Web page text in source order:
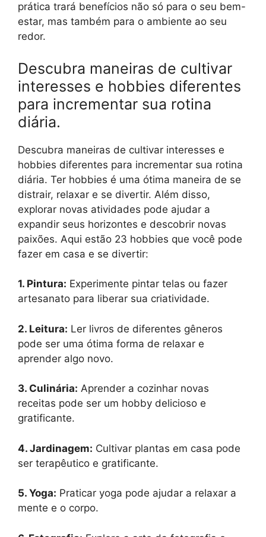
prática trará benefícios não só para o seu bem-
estar, mas também para o ambiente ao seu
redor.
Descubra maneiras de cultivar
interesses e hobbies diferentes
para incrementar sua rotina
diária.
Descubra maneiras de cultivar interesses e
hobbies diferentes para incrementar sua rotina
diária. Ter hobbies é uma ótima maneira de se
distrair, relaxar e se divertir. Além disso,
explorar novas atividades pode ajudar a
expandir seus horizontes e descobrir novas
paixões. Aqui estão 23 hobbies que você pode
fazer em casa e se divertir:
1. Pintura: Experimente pintar telas ou fazer
artesanato para liberar sua criatividade.
2. Leitura: Ler livros de diferentes gêneros
pode ser uma ótima forma de relaxar e
aprender algo novo.
3. Culinária: Aprender a cozinhar novas
receitas pode ser um hobby delicioso e
gratificante.
4. Jardinagem: Cultivar plantas em casa pode
ser terapêutico e gratificante.
5. Yoga: Praticar yoga pode ajudar a relaxar a
mente e o corpo.